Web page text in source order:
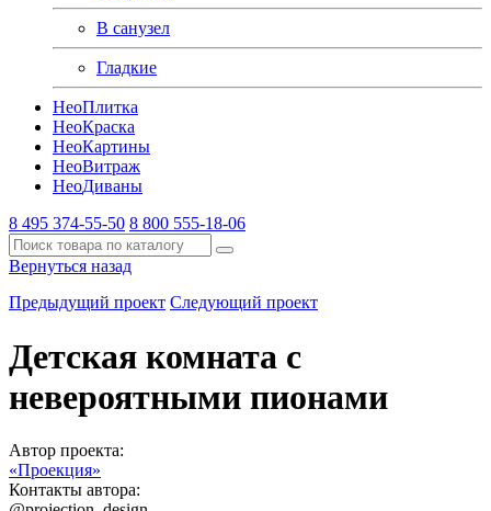
В санузел
Гладкие
НеоПлитка
НеоКраска
НеоКартины
НеоВитраж
НеоДиваны
8 495 374-55-50 8 800 555-18-06
Вернуться назад
Предыдущий проект Следующий проект
Детская комната с
невероятными пионами
Автор проекта:
«Проекция»
Контакты автора: